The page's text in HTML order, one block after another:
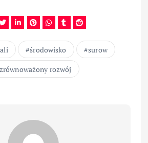
środowisko
surow
zrównoważony rozwój